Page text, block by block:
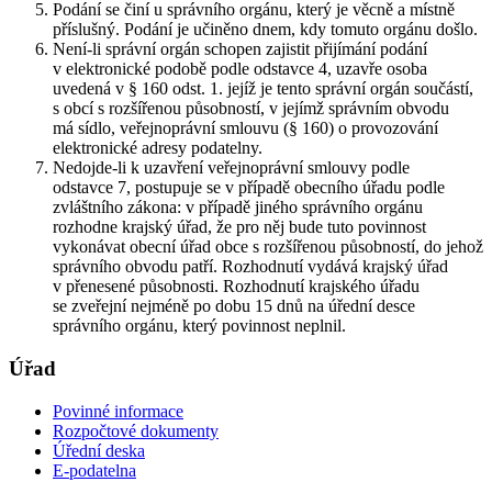
Podání se činí u správního orgánu, který je věcně a místně
příslušný. Podání je učiněno dnem, kdy tomuto orgánu došlo.
Není-li správní orgán schopen zajistit přijímání podání
v elektronické podobě podle odstavce 4, uzavře osoba
uvedená v § 160 odst. 1. jejíž je tento správní orgán součástí,
s obcí s rozšířenou působností, v jejímž správním obvodu
má sídlo, veřejnoprávní smlouvu (§ 160) o provozování
elektronické adresy podatelny.
Nedojde-li k uzavření veřejnoprávní smlouvy podle
odstavce 7, postupuje se v případě obecního úřadu podle
zvláštního zákona: v případě jiného správního orgánu
rozhodne krajský úřad, že pro něj bude tuto povinnost
vykonávat obecní úřad obce s rozšířenou působností, do jehož
správního obvodu patří. Rozhodnutí vydává krajský úřad
v přenesené působnosti. Rozhodnutí krajského úřadu
se zveřejní nejméně po dobu 15 dnů na úřední desce
správního orgánu, který povinnost neplnil.
Úřad
Povinné informace
Rozpočtové dokumenty
Úřední deska
E-podatelna